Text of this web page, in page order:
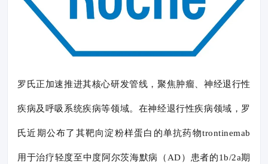
罗氏正加速推进其核心研发管线，聚焦肿瘤、神经退行性
疾病及呼吸系统疾病等领域。在神经退行性疾病领域，罗
氏近期公布了其靶向淀粉样蛋白的单抗药物trontinemab
用于治疗轻度至中度阿尔茨海默病（AD）患者的1b/2a期